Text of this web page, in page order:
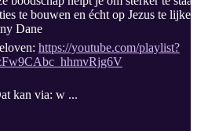
te bouwen en écht op Jezus te lijken
Dane
https://youtube.com/playlist?
kan via: w ...